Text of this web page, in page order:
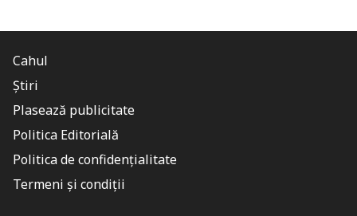
Cahul
Știri
Plasează publicitate
Politica Editorială
Politica de confidențialitate
Termeni și condiții